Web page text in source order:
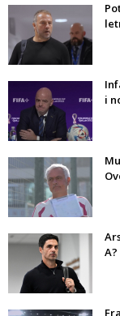
i
A?